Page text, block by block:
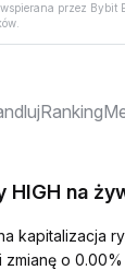
przez Bybit
Ranking
HIGH na
kapitalizacja
o